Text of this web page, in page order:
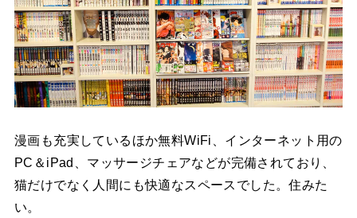
漫画も充実しているほか無料WiFi、インターネット用の
PC＆iPad、マッサージチェアなどが完備されており、
猫だけでなく人間にも快適なスペースでした。住みた
い。